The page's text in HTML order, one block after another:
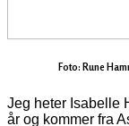
Foto: Rune
Jeg heter Isabelle
år og kommer fra